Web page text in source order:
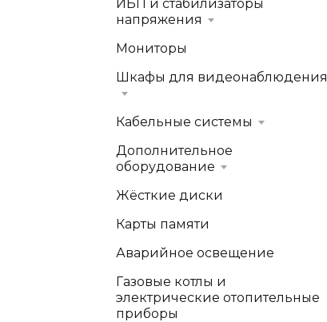
ИБП и стабилизаторы
напряжения
Мониторы
Шкафы для видеонаблюдения
Кабельные системы
Дополнительное
оборудование
Жёсткие диски
Карты памяти
Аварийное освещение
Газовые котлы и
электрические отопительные
приборы